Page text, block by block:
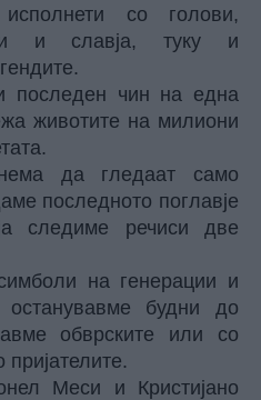
со голови,
и славја, туку и
последен чин на една
животите на милиони
да гледаат само
последното поглавје
следиме речиси две
на генерации и
останувавме будни до
обврските или со
Меси и Кристијано